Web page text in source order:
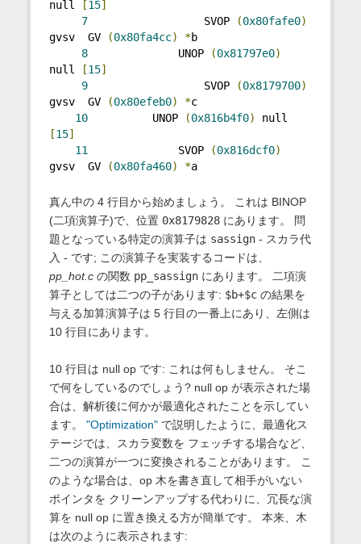
null
[15]
7 SVOP (0x80fafe0)
gvsv  GV
(0x80fa4cc) *b
8 UNOP (0x81797e0)
null
[15]
9 SVOP (0x8179700)
gvsv  GV
(0x80efeb0) *c
10 UNOP (0x816b4f0)
[15]
11 SVOP (0x816dcf0)
gvsv  GV
(0x80fa460) *a
真ん中の 4 行目から始めましょう。 これは BINOP
(二項演算子)で、位置 0x8179828にあります。 問
題となっている特定の演算子は sassign- スカラ代
入 - です; この演算子を実装するコードは、
pp_hot.cの関数 pp_sassignにあります。 二項演
算子としては二つの子があります: $b+$cの結果を
与える加算演算子は 5 行目の一番上にあり、左側は
10 行目にあります。
10 行目は null op です: これは何もしません。 そこ
で何をしているのでしょう? null op が表示された場
合は、解析後に何かが最適化されたことを示してい
ます。 "Optimization"で説明したように、最適化ス
テージでは、スカラ変数を フェッチする場合など、
二つの演算が一つに変換されることがあります。 こ
のような場合は、op 木を書き直して相手がいない
ポインタを クリーンアップする代わりに、冗長な演
算を null op に置き換える方が簡単です。 本来、木
は次のように表示されます: